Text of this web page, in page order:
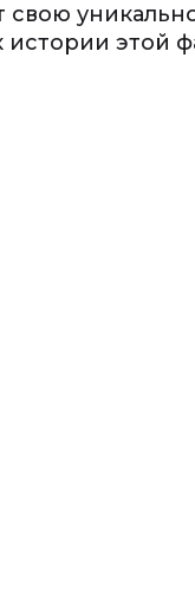
свою
истории этой